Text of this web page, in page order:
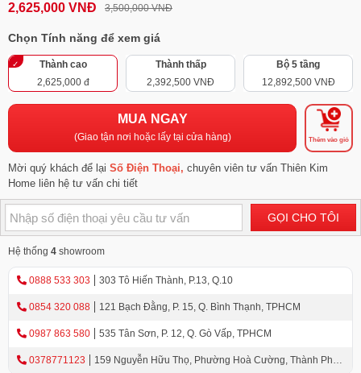
2,625,000 VNĐ 3,500,000 VNĐ
Chọn Tính năng để xem giá
Thành cao
2,625,000 đ
Thành thấp
2,392,500 VNĐ
Bộ 5 tầng
12,892,500 VNĐ
MUA NGAY
(Giao tận nơi hoặc lấy tại cửa hàng) Thêm vào giỏ
Mời quý khách để lại Số Điện Thoại, chuyên viên tư vấn Thiên Kim
Home liên hệ tư vấn chi tiết
GỌI CHO TÔI
Hệ thống 4 showroom
0888 533 303 303 Tô Hiến Thành, P.13, Q.10
0854 320 088 121 Bạch Đằng, P. 15, Q. Bình Thạnh, TPHCM
0987 863 580 535 Tân Sơn, P. 12, Q. Gò Vấp, TPHCM
0378771123
159 Nguyễn Hữu Thọ, Phường Hoà Cường, Thành Phố